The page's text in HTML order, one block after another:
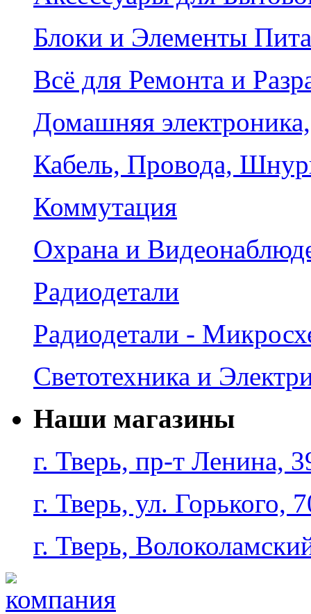
Блоки и Элементы
Всё для Ремонта и
Домашняя
Кабель, Провода,
Коммутация
Охрана и
Радиодетали
Радиодетали -
Светотехника и
Наши магазины
г. Тверь, пр-т Ленина,
г. Тверь, ул. Горького,
г. Тверь,